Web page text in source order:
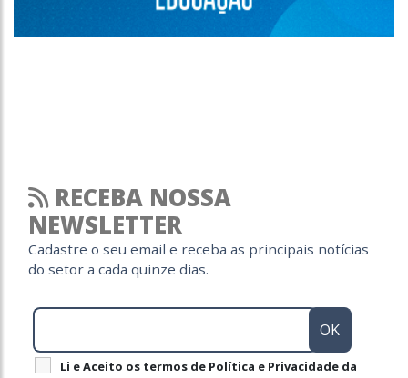
RECEBA NOSSA
NEWSLETTER
Cadastre o seu email e receba as principais notícias
do setor a cada quinze dias.
Li e Aceito os termos de Política e Privacidade da